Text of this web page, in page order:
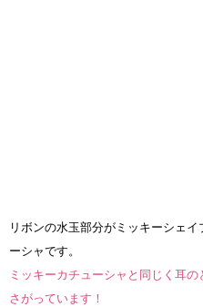
リボンの水玉部分がミッキーシェ
ーシャです。
ミッキーカチューシャと同じく耳
さがっています！